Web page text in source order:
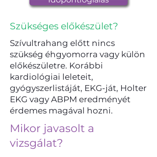
Szükséges előkészület?
Szívultrahang előtt nincs
szükség éhgyomorra vagy külön
előkészületre. Korábbi
kardiológiai leleteit,
gyógyszerlistáját, EKG-ját, Holter
EKG vagy ABPM eredményét
érdemes magával hozni.
Mikor javasolt a
vizsgálat?